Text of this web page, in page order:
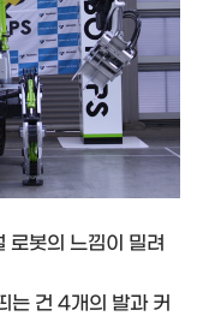
로봇의 느낌이 밀려
는 건 4개의 발과 커